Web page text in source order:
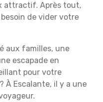
attractif. Après tout,
besoin de vider votre
aux familles, une
escapade en
pour votre
À Escalante, il y a une